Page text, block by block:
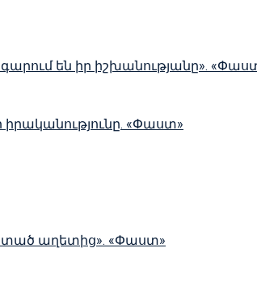
են իր իշխանությանը».
«Փաստ»
աղետից». «Փաստ»